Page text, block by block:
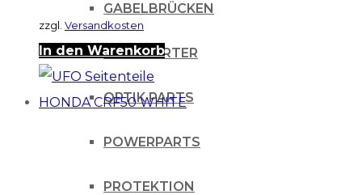
GABELBRÜCKEN
KICKSTARTER
OPTIK PARTS
POWERPARTS
PROTEKTION
zzgl. Versandkosten
In den Warenkorb